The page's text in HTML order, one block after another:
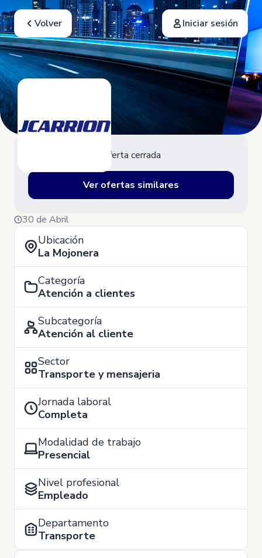
Volver Iniciar sesión
Oferta cerrada
Ver ofertas similares
30 de Abril
Ubicación
La Mojonera
Categoría
Atención a clientes
Subcategoría
Atención al cliente
Sector
Transporte y mensajeria
Jornada laboral
Completa
Modalidad de trabajo
Presencial
Nivel profesional
Empleado
Departamento
Transporte